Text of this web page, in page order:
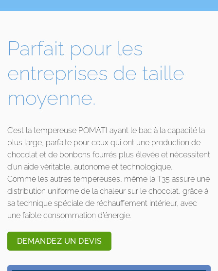
Parfait pour les
entreprises de taille
moyenne.
C’est la tempereuse POMATI ayant le bac à la capacité la
plus large, parfaite pour ceux qui ont une production de
chocolat et de bonbons fourrés plus élevée et nécessitent
d’un aide véritable, autonome et technologique.
Comme les autres tempereuses, même la T35 assure une
distribution uniforme de la chaleur sur le chocolat, grâce à
sa technique spéciale de réchauffement intérieur, avec
une faible consommation d’énergie.
DEMANDEZ UN DEVIS